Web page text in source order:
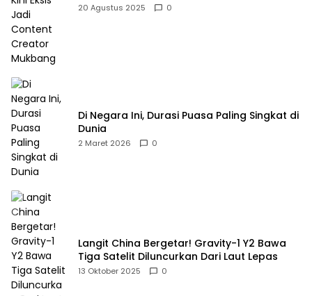
Mukbang
20 Agustus 2025 0
Di Negara Ini, Durasi Puasa Paling Singkat di
Dunia
2 Maret 2026 0
Langit China Bergetar! Gravity-1 Y2 Bawa
Tiga Satelit Diluncurkan Dari Laut Lepas
13 Oktober 2025 0